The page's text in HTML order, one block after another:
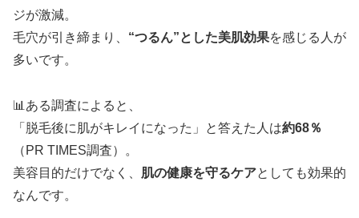
ジが激減。
毛穴が引き締まり、 “つるん”とした美肌効果を感じる人が
多いです。
📊ある調査によると、
「脱毛後に肌がキレイになった」と答えた人は約68％
（PR TIMES調査）。
美容目的だけでなく、 肌の健康を守るケアとしても効果的
なんです。